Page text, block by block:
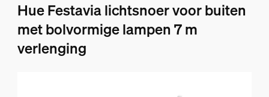
Hue Festavia lichtsnoer voor buiten
met bolvormige lampen 7 m
verlenging